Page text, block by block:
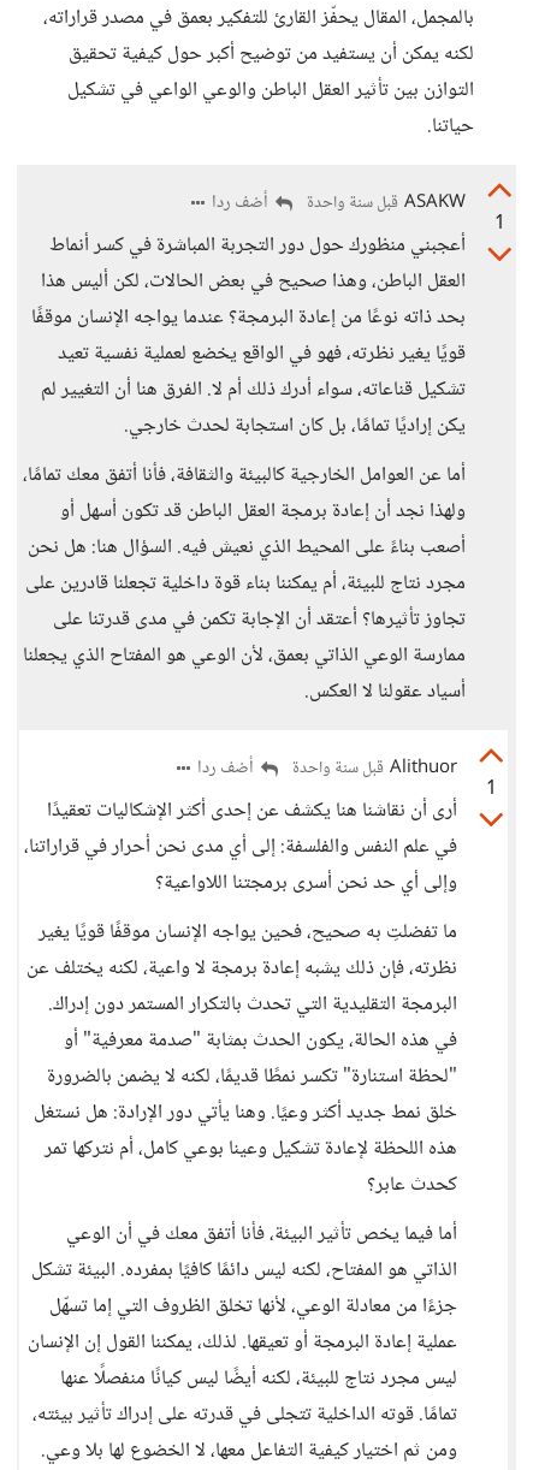
بالمجمل، المقال يحفّز القارئ للتفكير بعمق في مصدر قراراته،
لكنه يمكن أن يستفيد من توضيح أكبر حول كيفية تحقيق
التوازن بين تأثير العقل الباطن والوعي الواعي في تشكيل
حياتنا.
1
ASAKW قبل سنة واحدة أضف ردا
أعجبني منظورك حول دور التجربة المباشرة في كسر أنماط
العقل الباطن، وهذا صحيح في بعض الحالات، لكن أليس هذا
بحد ذاته نوعًا من إعادة البرمجة؟ عندما يواجه الإنسان موقفًا
قويًا يغير نظرته، فهو في الواقع يخضع لعملية نفسية تعيد
تشكيل قناعاته، سواء أدرك ذلك أم لا. الفرق هنا أن التغيير لم
يكن إراديًا تمامًا، بل كان استجابة لحدث خارجي.
أما عن العوامل الخارجية كالبيئة والثقافة، فأنا أتفق معك تمامًا،
ولهذا نجد أن إعادة برمجة العقل الباطن قد تكون أسهل أو
أصعب بناءً على المحيط الذي نعيش فيه. السؤال هنا: هل نحن
مجرد نتاج للبيئة، أم يمكننا بناء قوة داخلية تجعلنا قادرين على
تجاوز تأثيرها؟ أعتقد أن الإجابة تكمن في مدى قدرتنا على
ممارسة الوعي الذاتي بعمق، لأن الوعي هو المفتاح الذي يجعلنا
أسياد عقولنا لا العكس.
1
Alithuor قبل سنة واحدة أضف ردا
أرى أن نقاشنا هنا يكشف عن إحدى أكثر الإشكاليات تعقيدًا
في علم النفس والفلسفة: إلى أي مدى نحن أحرار في قراراتنا،
وإلى أي حد نحن أسرى برمجتنا اللاواعية؟
ما تفضلتِ به صحيح، فحين يواجه الإنسان موقفًا قويًا يغير
نظرته، فإن ذلك يشبه إعادة برمجة لا واعية، لكنه يختلف عن
البرمجة التقليدية التي تحدث بالتكرار المستمر دون إدراك.
في هذه الحالة، يكون الحدث بمثابة "صدمة معرفية" أو
"لحظة استنارة" تكسر نمطًا قديمًا، لكنه لا يضمن بالضرورة
خلق نمط جديد أكثر وعيًا. وهنا يأتي دور الإرادة: هل نستغل
هذه اللحظة لإعادة تشكيل وعينا بوعي كامل، أم نتركها تمر
كحدث عابر؟
أما فيما يخص تأثير البيئة، فأنا أتفق معك في أن الوعي
الذاتي هو المفتاح، لكنه ليس دائمًا كافيًا بمفرده. البيئة تشكل
جزءًا من معادلة الوعي، لأنها تخلق الظروف التي إما تسهّل
عملية إعادة البرمجة أو تعيقها. لذلك، يمكننا القول إن الإنسان
ليس مجرد نتاج للبيئة، لكنه أيضًا ليس كيانًا منفصلًا عنها
تمامًا. قوته الداخلية تتجلى في قدرته على إدراك تأثير بيئته،
ومن ثم اختيار كيفية التفاعل معها، لا الخضوع لها بلا وعي.